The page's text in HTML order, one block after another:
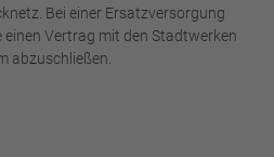
Bei einer Ersatzversorgung
einen Vertrag mit den Stadtwerken
abzuschließen.